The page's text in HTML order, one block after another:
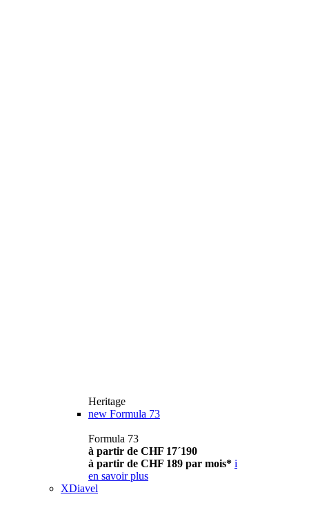
Heritage
new Formula 73
Formula 73
à partir de CHF 17´190
à partir de CHF 189 par mois* i
en savoir plus
XDiavel